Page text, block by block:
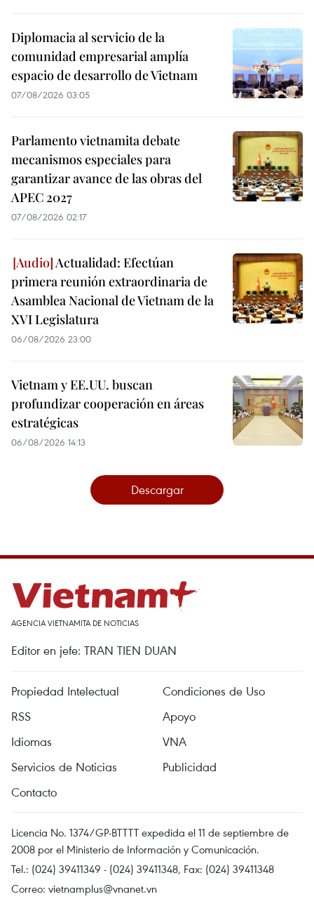
Diplomacia al servicio de la
comunidad empresarial amplía
espacio de desarrollo de Vietnam
07/08/2026 03:05
Parlamento vietnamita debate
mecanismos especiales para
garantizar avance de las obras del
APEC 2027
07/08/2026 02:17
Actualidad: Efectúan
primera reunión extraordinaria de
Asamblea Nacional de Vietnam de la
XVI Legislatura
06/08/2026 23:00
Vietnam y EE.UU. buscan
profundizar cooperación en áreas
estratégicas
06/08/2026 14:13
Descargar
AGENCIA VIETNAMITA DE NOTICIAS
Editor en jefe: TRAN TIEN DUAN
Propiedad Intelectual
Condiciones de Uso
RSS
Apoyo
Idiomas
VNA
Servicios de Noticias
Publicidad
Contacto
Licencia No. 1374/GP-BTTTT expedida el 11 de septiembre de
2008 por el Ministerio de Información y Comunicación.
Tel.: (024) 39411349 - (024) 39411348, Fax: (024) 39411348
Correo: vietnamplus@vnanet.vn